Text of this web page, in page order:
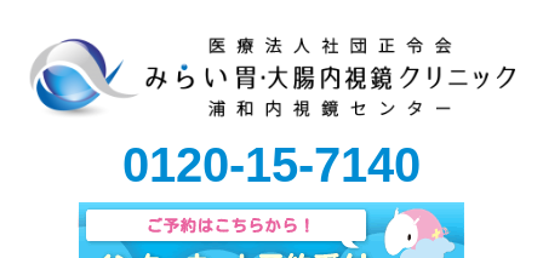
0120-15-7140